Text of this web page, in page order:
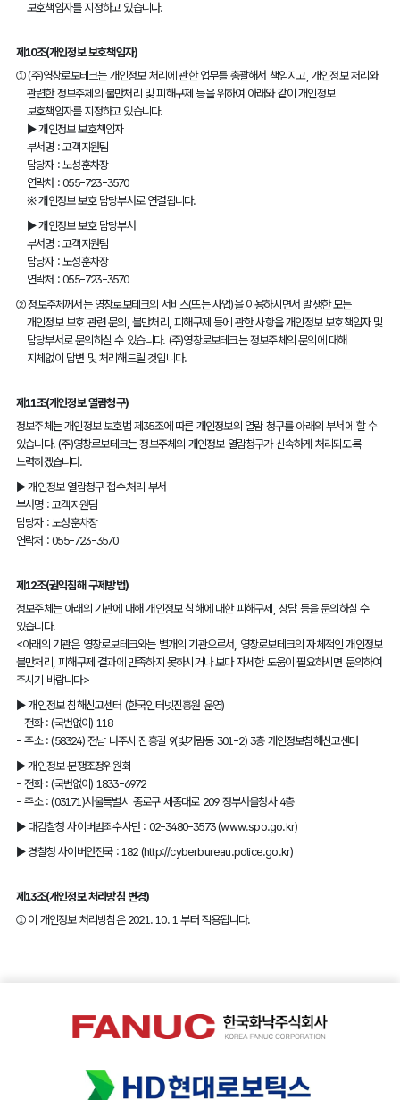
보호책임자를 지정하고 있습니다.
제10조(개인정보 보호책임자)
①(주)영창로보테크는 개인정보 처리에 관한 업무를 총괄해서 책임지고, 개인정보 처리와
관련한 정보주체의 불만처리 및 피해구제 등을 위하여 아래와 같이 개인정보
보호책임자를 지정하고 있습니다.
▶ 개인정보 보호책임자
부서명 : 고객지원팀
담당자 : 노성훈차장
연락처 : 055-723-3570
※ 개인정보 보호 담당부서로 연결됩니다.
▶ 개인정보 보호 담당부서
부서명 : 고객지원팀
담당자 : 노성훈차장
연락처 : 055-723-3570
②정보주체께서는 영창로보테크의 서비스(또는 사업)을 이용하시면서 발생한 모든
개인정보 보호 관련 문의, 불만처리, 피해구제 등에 관한 사항을 개인정보 보호책임자 및
담당부서로 문의하실 수 있습니다. (주)영창로보테크는 정보주체의 문의에 대해
지체없이 답변 및 처리해드릴 것입니다.
제11조(개인정보 열람청구)
정보주체는 개인정보 보호법 제35조에 따른 개인정보의 열람 청구를 아래의 부서에 할 수
있습니다. (주)영창로보테크는 정보주체의 개인정보 열람청구가 신속하게 처리되도록
노력하겠습니다.
▶ 개인정보 열람청구 접수․처리 부서
부서명 : 고객지원팀
담당자 : 노성훈차장
연락처 : 055-723-3570
제12조(권익침해 구제방법)
정보주체는 아래의 기관에 대해 개인정보 침해에 대한 피해구제, 상담 등을 문의하실 수
있습니다.
<아래의 기관은 영창로보테크와는 별개의 기관으로서, 영창로보테크의 자체적인 개인정보
불만처리, 피해구제 결과에 만족하지 못하시거나 보다 자세한 도움이 필요하시면 문의하여
주시기 바랍니다>
▶ 개인정보 침해신고센터 (한국인터넷진흥원 운영)
- 전화 : (국번없이) 118
- 주소 : (58324) 전남 나주시 진흥길 9(빛가람동 301-2) 3층 개인정보침해신고센터
▶ 개인정보 분쟁조정위원회
- 전화 : (국번없이) 1833-6972
- 주소 : (03171)서울특별시 종로구 세종대로 209 정부서울청사 4층
▶ 대검찰청 사이버범죄수사단 : 02-3480-3573 (www.spo.go.kr)
▶ 경찰청 사이버안전국 : 182 (http://cyberbureau.police.go.kr)
제13조(개인정보 처리방침 변경)
① 이 개인정보 처리방침은 2021. 10. 1 부터 적용됩니다.